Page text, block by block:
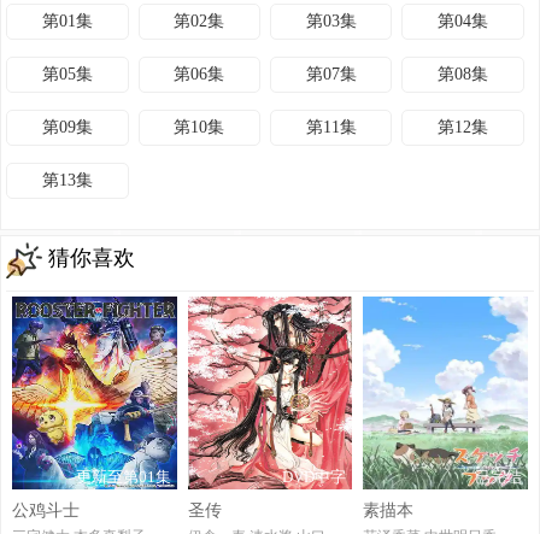
第01集 第02集 第03集 第04集
第05集 第06集 第07集 第08集
第09集 第10集 第11集 第12集
第13集
猜你喜欢
更新至第01集
公鸡斗士
DVD中字
圣传
已完结
素描本